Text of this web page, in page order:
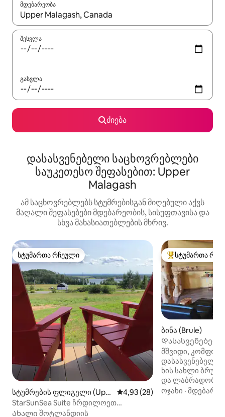
მდებარეობა
როცა შედეგები ხელმისაწვდომი გახდება, ნავიგაციისთვის
შესვლა
გასვლა
ძიება
დასასვენებელი საცხოვრებლები
საუკეთესო შეფასებით: Upper
Malagash
ამ საცხოვრებლებს სტუმრებისგან მიღებული აქვს
მაღალი შეფასებები მდებარეობის, სისუფთავისა და
სხვა მახასიათებლების მხრივ.
სტუმართა რჩეული
სტუმართა რჩეული
სტუმრების ფლიგელი (Upp
er Malagash)
საშუალო შეფასებაა 5‑დან
4,93 (28)
StarSunSea Suite ჩრდილოეთ
სანაპიროზე
Ახალი შოტლანდიის
სტუმართა
სტუმართა
ბინა (Brule)
მშვიდი,
დასასვენებელი
ხის სახლი
და
საფეხმავლო და
ოჯახი ·